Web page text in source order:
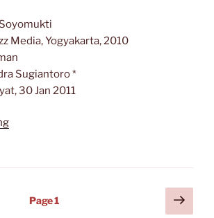
Media, Yogyakarta, 2010
Sugiantoro *
30 Jan 2011
“Soekarno
Bangsa”
Page1
Next